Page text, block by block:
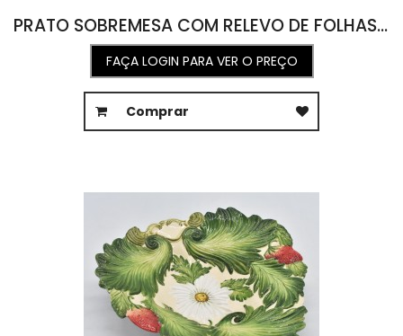
PRATO SOBREMESA COM RELEVO DE FOLHAS E MORANGO 21D
FAÇA LOGIN PARA VER O PREÇO
Comprar